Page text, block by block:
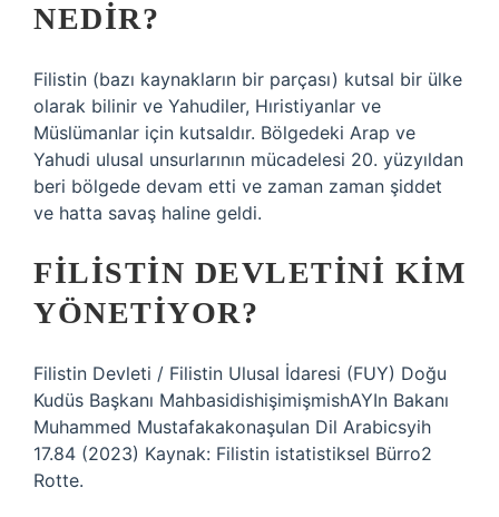
NEDIR?
Filistin (bazı kaynakların bir parçası) kutsal bir ülke
olarak bilinir ve Yahudiler, Hıristiyanlar ve
Müslümanlar için kutsaldır. Bölgedeki Arap ve
Yahudi ulusal unsurlarının mücadelesi 20. yüzyıldan
beri bölgede devam etti ve zaman zaman şiddet
ve hatta savaş haline geldi.
FILISTIN DEVLETINI KIM
YÖNETIYOR?
Filistin Devleti / Filistin Ulusal İdaresi (FUY) Doğu
Kudüs Başkanı MahbasidishişimişmishAYIn Bakanı
Muhammed Mustafakakonaşulan Dil Arabicsyih
17.84 (2023) Kaynak: Filistin istatistiksel Bürro2
Rotte.